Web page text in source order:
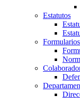
Estatutos